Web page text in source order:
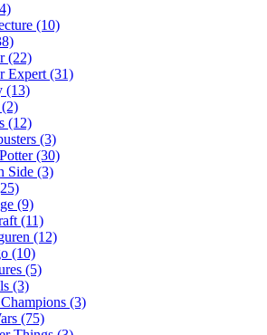
(10)
(22)
Expert (31)
(13)
(12)
(3)
(30)
Side (3)
(9)
(11)
(12)
(10)
(5)
(3)
(3)
(75)